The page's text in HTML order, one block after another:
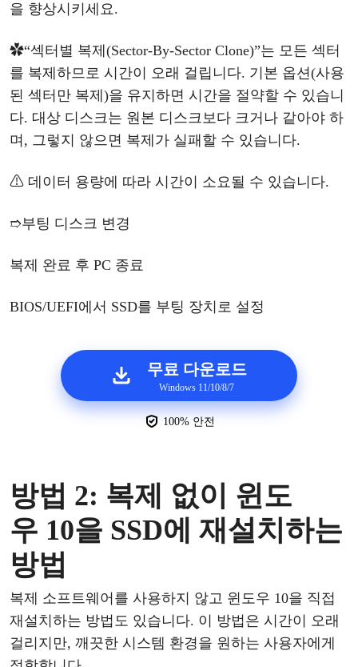
을 향상시키세요.
✿“섹터별 복제(Sector-By-Sector Clone)”는 모든 섹터
를 복제하므로 시간이 오래 걸립니다. 기본 옵션(사용
된 섹터만 복제)을 유지하면 시간을 절약할 수 있습니
다. 대상 디스크는 원본 디스크보다 크거나 같아야 하
며, 그렇지 않으면 복제가 실패할 수 있습니다.
⚠ 데이터 용량에 따라 시간이 소요될 수 있습니다.
➱부팅 디스크 변경
복제 완료 후 PC 종료
BIOS/UEFI에서 SSD를 부팅 장치로 설정
무료 다운로드
Windows 11/10/8/7
100% 안전
방법 2: 복제 없이
윈도
우 10을 SSD에 재설치하는
방법
복제 소프트웨어를 사용하지 않고 윈도우 10을 직접
재설치하는 방법도 있습니다. 이 방법은 시간이
오래
걸리지만, 깨끗한 시스템 환경을 원하는 사용자에게